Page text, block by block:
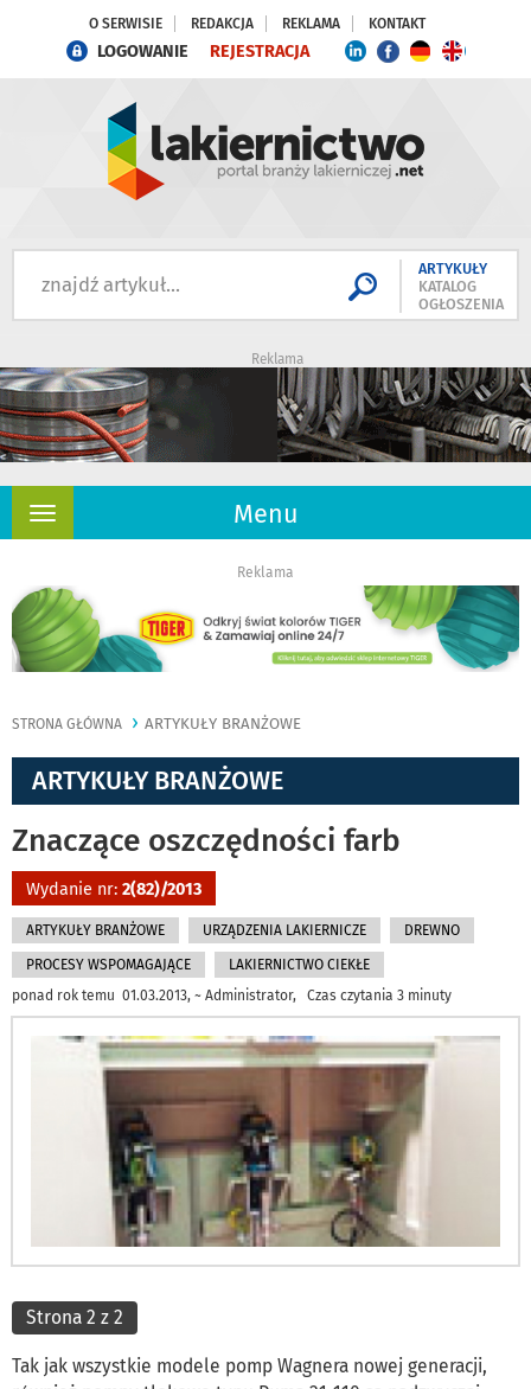
O SERWISIE REDAKCJA REKLAMA KONTAKT
LOGOWANIE REJESTRACJA
ARTYKUŁY
KATALOG
OGŁOSZENIA
Reklama
Menu
Rozwiń
Reklama
STRONA GŁÓWNA ARTYKUŁY BRANŻOWE
ARTYKUŁY BRANŻOWE
Znaczące oszczędności farb
Wydanie nr: 2(82)/2013
ARTYKUŁY BRANŻOWE URZĄDZENIA LAKIERNICZE DREWNO
PROCESY WSPOMAGAJĄCE
LAKIERNICTWO CIEKŁE
ponad rok temu 01.03.2013, ~ Administrator, Czas czytania 3 minuty
Strona 2 z 2
Tak jak wszystkie modele pomp Wagnera nowej generacji,